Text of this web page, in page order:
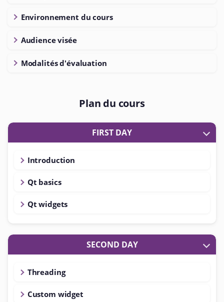
Environnement du cours
Audience visée
Modalités d'évaluation
Plan du cours
FIRST DAY
Introduction
Qt basics
Qt widgets
SECOND DAY
Threading
Custom widget